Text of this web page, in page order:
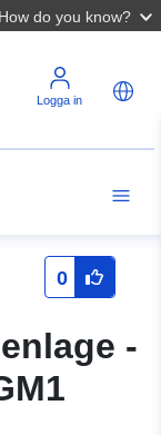
How do you know?
Logga in
0
-